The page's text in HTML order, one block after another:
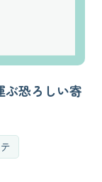
ぶ恐ろしい寄